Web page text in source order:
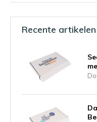
Recente artikelen